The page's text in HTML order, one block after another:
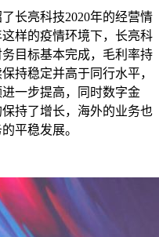
长亮科技2020年的经营情
样的疫情环境下，长亮科
目标基本完成，毛利率持
持稳定并高于同行水平，
一步提高，同时数字金
持了增长，海外的业务也
平稳发展。